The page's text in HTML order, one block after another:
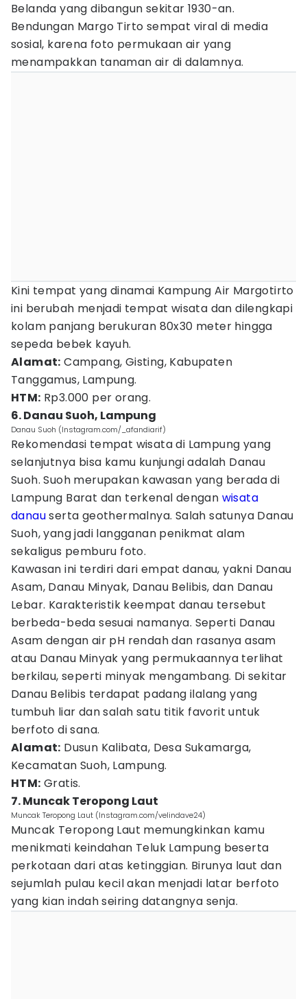
Belanda yang dibangun sekitar 1930-an.
Bendungan Margo Tirto sempat viral di media
sosial, karena foto permukaan air yang
menampakkan tanaman air di dalamnya.
Kini tempat yang dinamai Kampung Air Margotirto
ini berubah menjadi tempat wisata dan dilengkapi
kolam panjang berukuran 80x30 meter hingga
sepeda bebek kayuh.
Alamat: Campang, Gisting, Kabupaten
Tanggamus, Lampung.
HTM: Rp3.000 per orang.
6. Danau Suoh, Lampung
Danau Suoh (Instagram.com/_afandiarif)
Rekomendasi tempat wisata di Lampung yang
selanjutnya bisa kamu kunjungi adalah Danau
Suoh. Suoh merupakan kawasan yang berada di
Lampung Barat dan terkenal dengan wisata
danauserta geothermalnya. Salah satunya Danau
Suoh, yang jadi langganan penikmat alam
sekaligus pemburu foto.
Kawasan ini terdiri dari empat danau, yakni Danau
Asam, Danau Minyak, Danau Belibis, dan Danau
Lebar. Karakteristik keempat danau tersebut
berbeda-beda sesuai namanya. Seperti Danau
Asam dengan air pH rendah dan rasanya asam
atau Danau Minyak yang permukaannya terlihat
berkilau, seperti minyak mengambang. Di sekitar
Danau Belibis terdapat padang ilalang yang
tumbuh liar dan salah satu titik favorit untuk
berfoto di sana.
Alamat: Dusun Kalibata, Desa Sukamarga,
Kecamatan Suoh, Lampung.
HTM: Gratis.
7. Muncak Teropong Laut
Muncak Teropong Laut (Instagram.com/velindave24)
Muncak Teropong Laut memungkinkan kamu
menikmati keindahan Teluk Lampung beserta
perkotaan dari atas ketinggian. Birunya laut dan
sejumlah pulau kecil akan menjadi latar berfoto
yang kian indah seiring datangnya senja.